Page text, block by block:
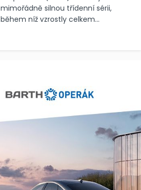
mimořádně silnou třídenní sérii,
během níž vzrostly celkem...